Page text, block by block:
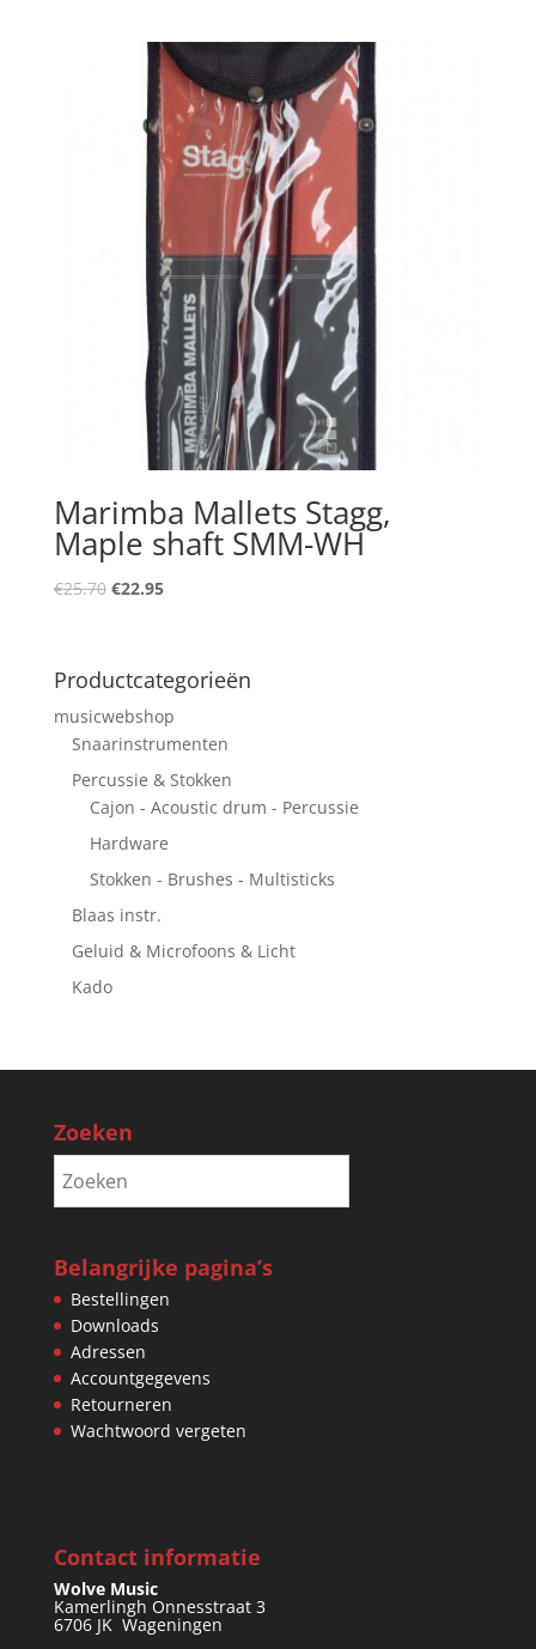
€38.00.€24.95.
Marimba Mallets Stagg,
Maple shaft SMM-WH
€25.70 Oorspronkelijke
€25.70.
€22.95Huidige
€22.95.
Productcategorieën
musicwebshop
Snaarinstrumenten
Percussie & Stokken
Cajon - Acoustic drum - Percussie
Hardware
Stokken - Brushes - Multisticks
Blaas instr.
Geluid & Microfoons & Licht
Kado
Zoeken
Belangrijke pagina’s
Bestellingen
Downloads
Adressen
Accountgegevens
Retourneren
Wachtwoord vergeten
Contact informatie
Wolve Music
Kamerlingh Onnesstraat 3
6706 JK Wageningen